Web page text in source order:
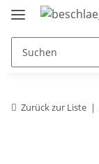
Zurück zur Liste